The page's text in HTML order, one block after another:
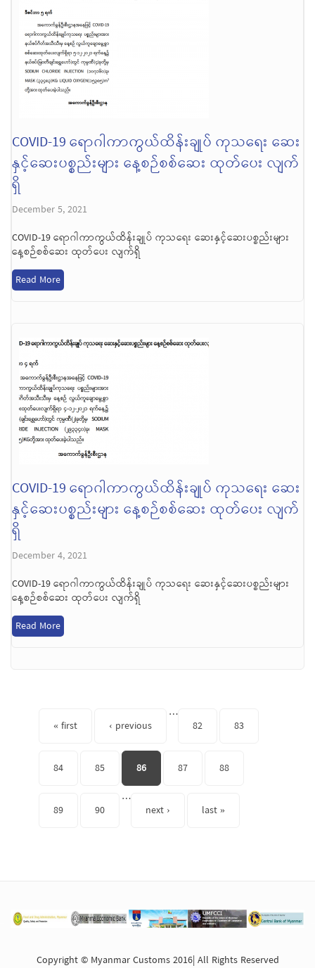
COVID-19 ရောဂါကာကွယ်ထိန်းချုပ် ကုသရေး ဆေး
နှင့်ဆေးပစ္စည်းများ နေ့စဉ်စစ်ဆေး ထုတ်ပေး လျက်
ရှိ
December 5, 2021
COVID-19 ရောဂါကာကွယ်ထိန်းချုပ် ကုသရေး ဆေးနှင့်ဆေးပစ္စည်းများ
နေ့စဉ်စစ်ဆေး ထုတ်ပေး လျက်ရှိ
Read More
COVID-19 ရောဂါကာကွယ်ထိန်းချုပ် ကုသရေး ဆေး
နှင့်ဆေးပစ္စည်းများ နေ့စဉ်စစ်ဆေး ထုတ်ပေး လျက်
ရှိ
December 4, 2021
COVID-19 ရောဂါကာကွယ်ထိန်းချုပ် ကုသရေး ဆေးနှင့်ဆေးပစ္စည်းများ
နေ့စဉ်စစ်ဆေး ထုတ်ပေး လျက်ရှိ
Read More
« first ‹ previous
…
82
83
84 85 86 87 88
89 90
…
next ›
last »
Copyright © Myanmar Customs 2016| All Rights Reserved